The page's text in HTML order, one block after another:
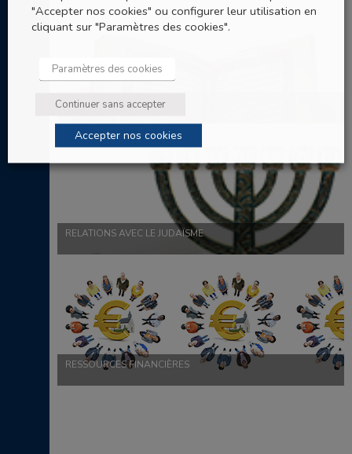
RELATIONS AVEC L'ISLAM
RELATIONS AVEC LE JUDAÏSME
RESSOURCES FINANCIÈRES
"Accepter nos cookies" ou configurer leur utilisation en
cliquant sur "Paramètres des cookies".
Paramètres des cookies
Continuer sans accepter
Accepter nos cookies